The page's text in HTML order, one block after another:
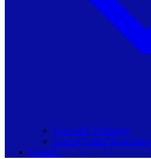
Grupurile Whatsapp
Spațiul Ghidul Primăriilor
Contact